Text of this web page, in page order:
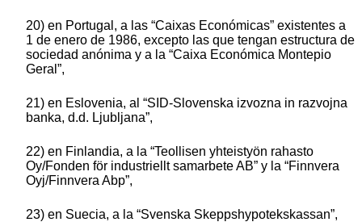
20) en Portugal, a las “Caixas Económicas” existentes a
1 de enero de 1986, excepto las que tengan estructura de
sociedad anónima y a la “Caixa Económica Montepio
Geral”,
21) en Eslovenia, al “SID-Slovenska izvozna in razvojna
banka, d.d. Ljubljana”,
22) en Finlandia, a la “Teollisen yhteistyön rahasto
Oy/Fonden för industriellt samarbete AB” y la “Finnvera
Oyj/Finnvera Abp”,
23) en Suecia, a la “Svenska Skeppshypotekskassan”,